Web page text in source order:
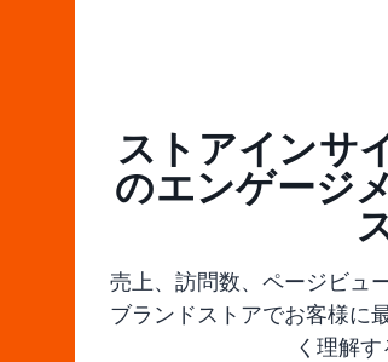
ストアインサ
のエンゲージ
売上、訪問数、ページビュ
ブランドストアでお客様に
く理解す